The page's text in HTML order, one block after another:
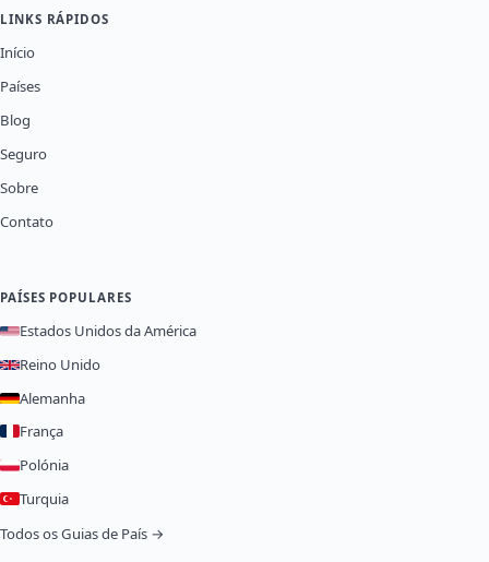
LINKS RÁPIDOS
Início
Países
Blog
Seguro
Sobre
Contato
PAÍSES POPULARES
Estados Unidos da América
Reino Unido
Alemanha
França
Polónia
Turquia
Todos os Guias de País →